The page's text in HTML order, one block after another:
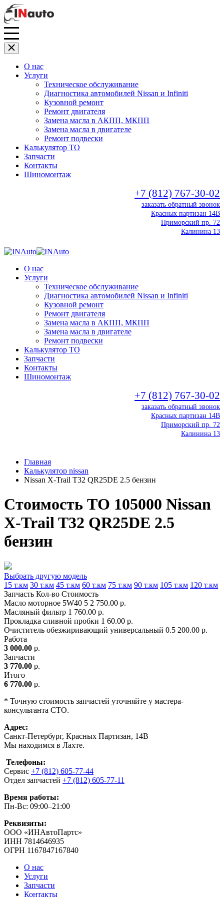
О нас
Услуги
Техническое обслуживание
Диагностика автомобилей Nissan и Infiniti
Кузовной ремонт
Ремонт двигателя
Замена масла в АКПП, МКПП
Замена масла в двигателе
Ремонт подвески
Калькулятор ТО
Запчасти
Контакты
Шиномонтаж
+7 (812) 767-30-02
заказать обратный звонок
Красных партизан 14В
Приморский пр. 72
Калинина 13
О нас
Услуги
Техническое обслуживание
Диагностика автомобилей Nissan и Infiniti
Кузовной ремонт
Ремонт двигателя
Замена масла в АКПП, МКПП
Замена масла в двигателе
Ремонт подвески
Калькулятор ТО
Запчасти
Контакты
Шиномонтаж
+7 (812) 767-30-02
заказать обратный звонок
Красных партизан 14В
Приморский пр. 72
Калинина 13
Главная
Калькулятор nissan
Nissan X-Trail T32 QR25DE 2.5 бензин
Стоимость ТО 105000 Nissan
X-Trail T32 QR25DE 2.5
бензин
Выбрать другую модель
15 т.км 30 т.км 45 т.км 60 т.км 75 т.км 90 т.км 105 т.км 120 т.км
Запчасть Кол-во Стоимость
Масло моторное 5W40 5 2 750.00 р.
Масляный фильтр 1 760.00 р.
Прокладка сливной пробки 1 60.00 р.
Очиститель обезжиривающий универсальный 0.5 200.00 р.
Работа
3 000.00 р.
Запчасти
3 770.00 р.
Итого
6 770.00 р.
* Точную стоимость запчастей уточняйте у мастера-
консультанта СТО.
Адрес:
Санкт-Петербург, Красных Партизан, 14В
Мы находимся в Лахте.
Телефоны:
Сервис +7 (812) 605-77-44
Отдел запчастей +7 (812) 605-77-11
Время работы:
Пн-Вс: 09:00–21:00
Реквизиты:
ООО «ИНАвтоПартс»
ИНН 7814646935
ОГРН 1167847167840
О нас
Услуги
Запчасти
Контакты